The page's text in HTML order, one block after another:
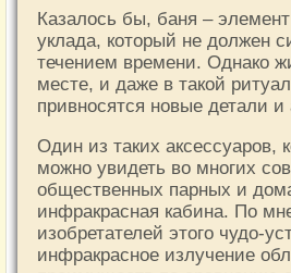
Казалось бы, баня –
уклада, который не должен
течением времени. Однако
месте, и даже в такой
привносятся новые детали и
Один из таких аксессуаров,
можно увидеть во многих
общественных парных и
инфракрасная кабина. По
изобретателей этого чудо-
инфракрасное излучение